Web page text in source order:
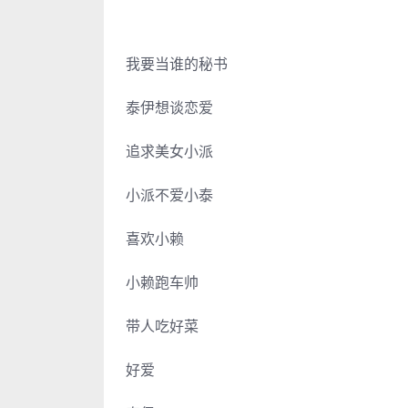
我要当谁的秘书
泰伊想谈恋爱
追求美女小派
小派不爱小泰
喜欢小赖
小赖跑车帅
带人吃好菜
好爱